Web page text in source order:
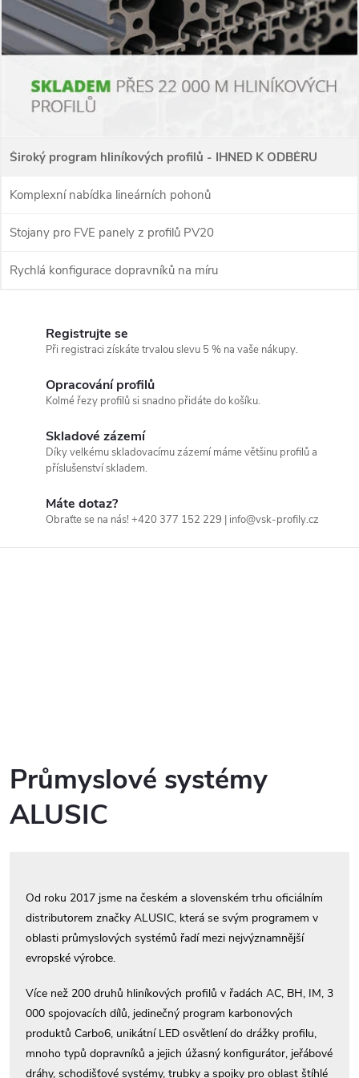
s
y
é
y
A
L
Široký program hliníkových profilů - IHNED K ODBĚRU
Komplexní nabídka lineárních pohonů
Stojany pro FVE panely z profilů PV20
Rychlá konfigurace dopravníků na míru
Registrujte se
Při registraci získáte trvalou slevu 5 % na vaše nákupy.
Opracování profilů
Kolmé řezy profilů si snadno přidáte do košíku.
Skladové zázemí
Díky velkému skladovacímu zázemí máme většinu profilů a
příslušenství skladem.
Máte dotaz?
Obraťte se na nás! +420 377 152 229 | info@vsk-profily.cz
Průmyslové systémy
ALUSIC
Od roku 2017 jsme na českém a slovenském trhu oficiálním
distributorem značky ALUSIC, která se svým programem v
oblasti průmyslových systémů řadí mezi nejvýznamnější
evropské výrobce.
Více než 200 druhů hliníkových profilů v řadách AC, BH, IM, 3
000 spojovacích dílů, jedinečný program karbonových
produktů Carbo6, unikátní LED osvětlení do drážky profilu,
mnoho typů dopravníků a jejich úžasný konfigurátor, jeřábové
dráhy, schodišťové systémy, trubky a spojky pro oblast štíhlé